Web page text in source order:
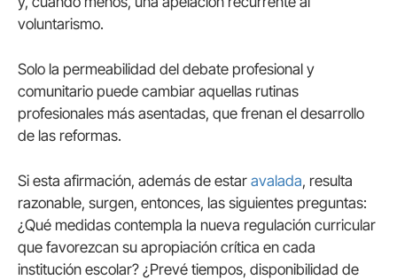
voluntarismo.
Solo la permeabilidad del debate profesional y
comunitario puede cambiar aquellas rutinas
profesionales más asentadas, que frenan el desarrollo
de las reformas.
Si esta afirmación, además de estar avalada, resulta
razonable, surgen, entonces, las siguientes preguntas:
¿Qué medidas contempla la nueva regulación curricular
que favorezcan su apropiación crítica en cada
institución escolar? ¿Prevé tiempos, disponibilidad de